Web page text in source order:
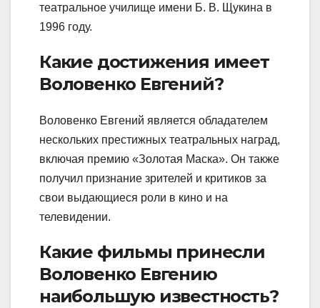
театральное училище имени Б. В. Щукина в
1996 году.
Какие достижения имеет
Воловенко Евгений?
Воловенко Евгений является обладателем
нескольких престижных театральных наград,
включая премию «Золотая Маска». Он также
получил признание зрителей и критиков за
свои выдающиеся роли в кино и на
телевидении.
Какие фильмы принесли
Воловенко Евгению
наибольшую известность?